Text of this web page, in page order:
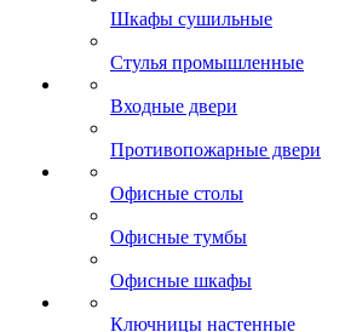
Шкафы сушильные
Стулья промышленные
Входные двери
Противопожарные двери
Офисные столы
Офисные тумбы
Офисные шкафы
Ключницы настенные